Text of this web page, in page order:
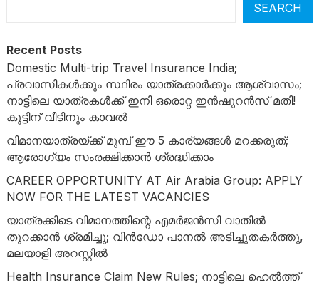
SEARCH
Recent Posts
Domestic Multi-trip Travel Insurance India;
പ്രവാസികൾക്കും സ്ഥിരം യാത്രക്കാർക്കും ആശ്വാസം;
നാട്ടിലെ യാത്രകൾക്ക് ഇനി ഒരൊറ്റ ഇൻഷുറൻസ് മതി!
കൂട്ടിന് വീടിനും കാവൽ
വിമാനയാത്രയ്ക്ക് മുമ്പ് ഈ 5 കാര്യങ്ങൾ മറക്കരുത്;
ആരോഗ്യം സംരക്ഷിക്കാൻ ശ്രദ്ധിക്കാം
CAREER OPPORTUNITY AT Air Arabia Group: APPLY
NOW FOR THE LATEST VACANCIES
യാത്രക്കിടെ വിമാനത്തിന്റെ എമർജൻസി വാതിൽ
തുറക്കാൻ ശ്രമിച്ചു; വിൻഡോ പാനൽ അടിച്ചുതകർത്തു,
മലയാളി അറസ്റ്റിൽ
Health Insurance Claim New Rules; നാട്ടിലെ ഹെൽത്ത്